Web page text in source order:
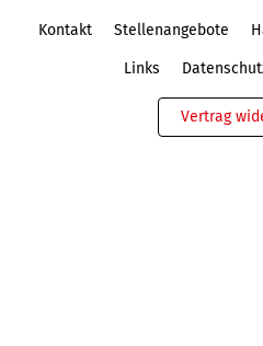
Kontakt Stellenangebote
Links
Vertrag